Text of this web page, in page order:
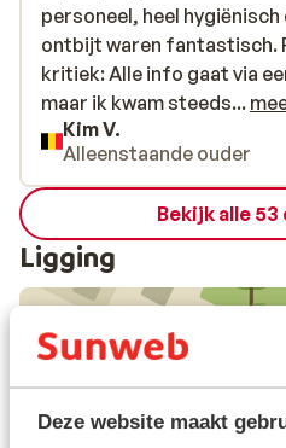
Deze website maakt
personeel, heel
ontbijt waren fantastisch.
kritiek: Alle info gaat via
maar ik kwam steeds op de
pagina terecht. Papieren
meerdere talen zouden
personeel, heel
ontbijt waren fantastisch.
kritiek: Alle info gaat via
maar ik kwam steeds...
Kim V.
Alleenstaande ouder
Bekijk alle
Ligging